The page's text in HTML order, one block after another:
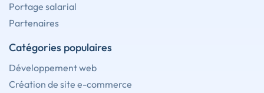
Portage salarial
Partenaires
Catégories populaires
Développement web
Création de site e-commerce